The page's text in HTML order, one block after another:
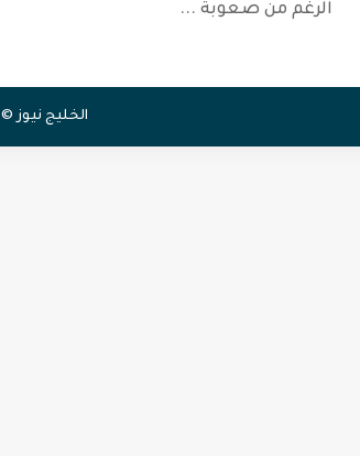
الرغم من صعوبة ...
الخليج نيوز © 2024 جميع الحقوق محفوظة.